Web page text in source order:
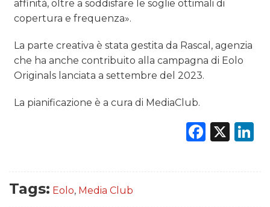
affinità, oltre a soddisfare le soglie ottimali di
copertura e frequenza».
La parte creativa è stata gestita da Rascal, agenzia
che ha anche contribuito alla campagna di Eolo
Originals lanciata a settembre del 2023.
La pianificazione è a cura di MediaClub.
X
Tags: Eolo, Media Club